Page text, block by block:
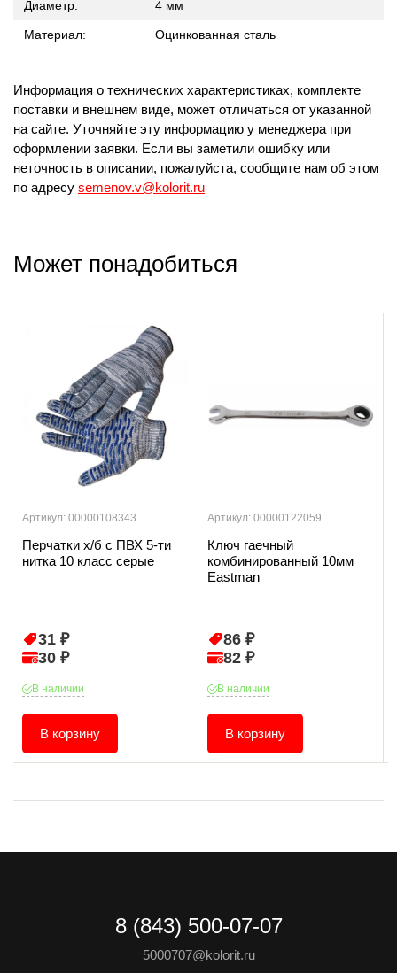
Диаметр: 4 мм
Материал: Оцинкованная сталь
Информация о технических характеристиках, комплекте
поставки и внешнем виде, может отличаться от указанной
на сайте. Уточняйте эту информацию у менеджера при
оформлении заявки. Если вы заметили ошибку или
неточность в описании, пожалуйста, сообщите нам об этом
по адресу semenov.v@kolorit.ru
Может понадобиться
Артикул: 00000108343
Перчатки х/б с ПВХ 5-ти
нитка 10 класс серые
31 ₽
30 ₽
В наличии
В корзину
Артикул: 00000122059
Ключ гаечный
комбинированный 10мм
Eastman
86 ₽
82 ₽
В наличии
В корзину
8 (843) 500-07-07
5000707@kolorit.ru